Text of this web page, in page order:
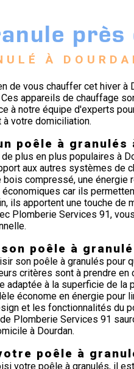
près
À
de vous chauffer cet hiver
appareils de chauffage
à notre équipe d'experts
votre domiciliation.
poêle à granulés
plus en plus populaires à
aux autres systèmes de
compressé, une énergie
car ils
ils apportent une touche
Plomberie Services 91,
poêle à
son poêle à granulés pour
critères sont à prendre
adaptée à la superficie de la
économe en énergie pour
et les fonctionnalités du
Plomberie Services 91
à Dourdan.
poêle à
votre poêle à granulés, il